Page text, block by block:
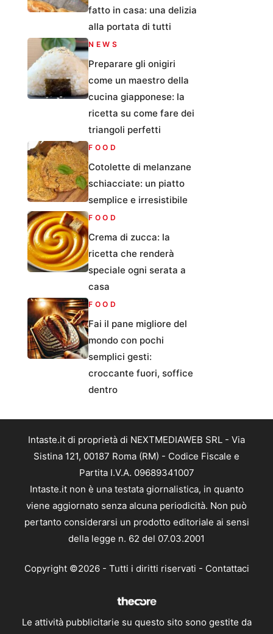
fatto in casa: una delizia
alla portata di tutti
NEWS
Preparare gli onigiri
come un maestro della
cucina giapponese: la
ricetta su come fare dei
triangoli perfetti
FOOD
Cotolette di melanzane
schiacciate: un piatto
semplice e irresistibile
FOOD
Crema di zucca: la
ricetta che renderà
speciale ogni serata a
casa
FOOD
Fai il pane migliore del
mondo con pochi
semplici gesti:
croccante fuori, soffice
dentro
Intaste.it di proprietà di NEXTMEDIAWEB SRL - Via
Sistina 121, 00187 Roma (RM) - Codice Fiscale e
Partita I.V.A. 09689341007
Intaste.it non è una testata giornalistica, in quanto
viene aggiornato senza alcuna periodicità. Non può
pertanto considerarsi un prodotto editoriale ai sensi
della legge n. 62 del 07.03.2001
Copyright ©2026 - Tutti i diritti riservati - Contattaci
Le attività pubblicitarie su questo sito sono gestite da